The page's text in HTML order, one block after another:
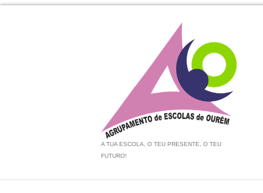
A TUA ESCOLA, O TEU PRESENTE, O TEU
FUTURO!